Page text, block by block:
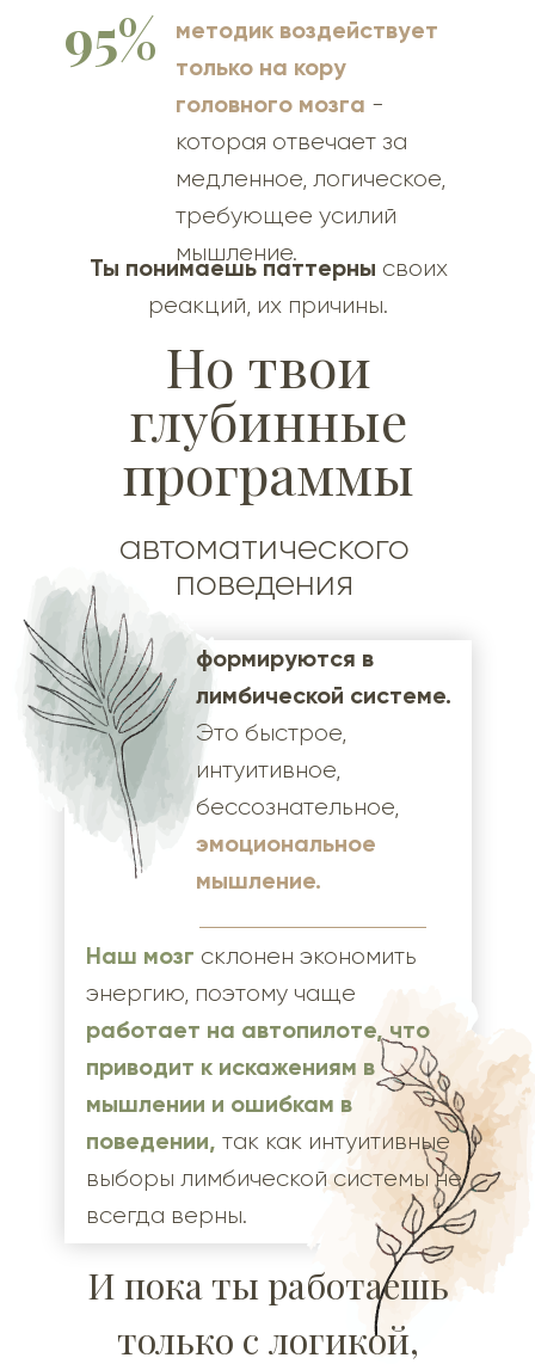
95%
методик воздействует
только на кору
головного мозга -
которая отвечает за
медленное, логическое,
требующее усилий
мышление.
Ты понимаешь паттерны своих
реакций, их причины.
Но твои
глубинные
программы
автоматического
поведения
Наш мозг склонен экономить
энергию, поэтому чаще
работает на автопилоте, что
приводит к искажениям в
мышлении и ошибкам в
поведении, так как интуитивные
выборы лимбической системы не
всегда верны.
И пока ты работаешь
только с логикой,
формируются в
лимбической системе.
Это быстрое,
интуитивное,
бессознательное,
эмоциональное
мышление.